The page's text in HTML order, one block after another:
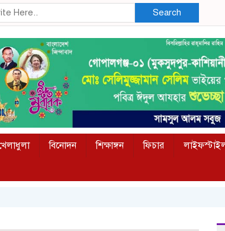
Search
বিনোদন শিক্ষাঙ্গন ফিচার